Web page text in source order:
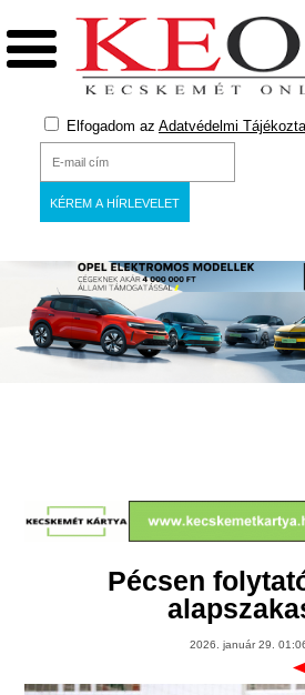
Elfogadom az Adatvédelmi
Pécsen
2026. január 29.